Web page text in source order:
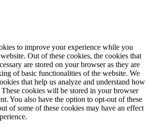
to improve your experience while you
Out of these cookies, the cookies that
are stored on your browser as they are
of basic functionalities of the website. We
that help us analyze and understand how
cookies will be stored in your browser
You also have the option to opt-out of these
of some of these cookies may have an effect